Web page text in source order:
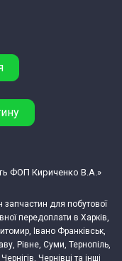
запчастин для побутової
передоплати в Харків,
Івано Франківськ,
Рівне, Суми, Тернопіль,
Чернівці та інші
ФОП Кириченко В.А.»